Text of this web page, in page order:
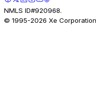
NMLS ID#920968.
© 1995-2026 Xe